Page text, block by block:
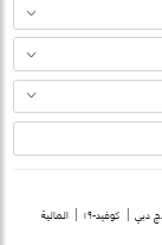
دبي | كوفيد-١٩ | المالية